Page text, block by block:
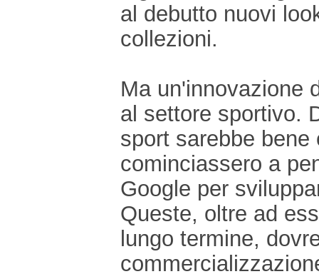
al debutto nuovi
collezioni.
Ma un'innovazione
al settore sportivo.
sport sarebbe
cominciassero a
Google per
Queste, oltre ad
lungo termine,